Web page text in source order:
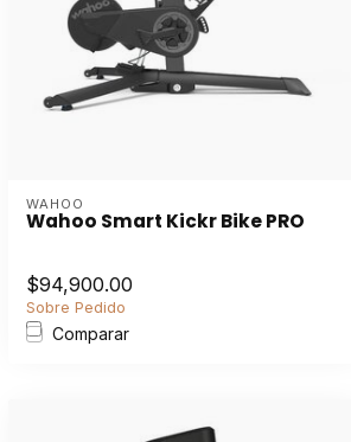
WAHOO
Wahoo Smart Kickr Bike PRO
$94,900.00
Sobre Pedido
Comparar